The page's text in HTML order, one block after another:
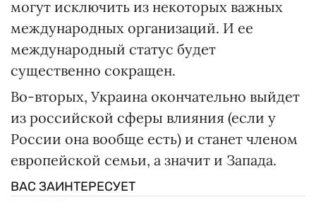
могут исключить из некоторых важных
международных организаций. И ее
международный статус будет
существенно сокращен.
Во-вторых, Украина окончательно выйдет
из российской сферы влияния (если у
России она вообще есть) и станет членом
европейской семьи, а значит и Запада.
ВАС ЗАИНТЕРЕСУЕТ